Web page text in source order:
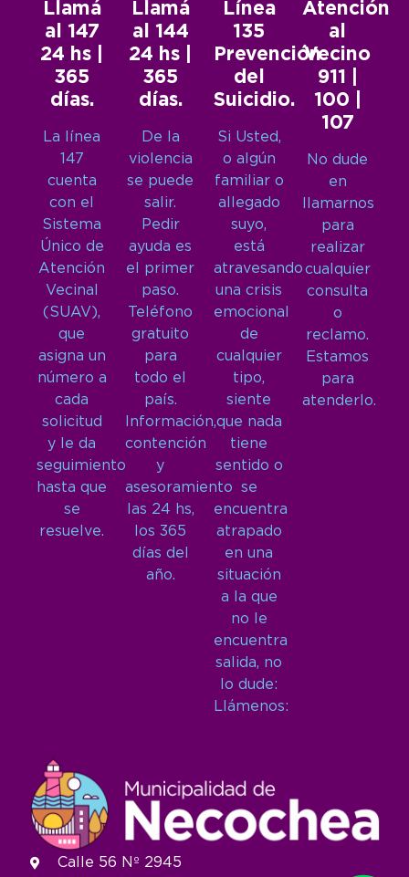
Llamá
al 147
24 hs |
365
días.
La línea
147
cuenta
con el
Sistema
Único de
Atención
Vecinal
(SUAV),
que
asigna un
número a
cada
solicitud
y le da
seguimiento
hasta que
se
resuelve.
Llamá
al 144
24 hs |
365
días.
De la
violencia
se puede
salir.
Pedir
ayuda es
el primer
paso.
Teléfono
gratuito
para
todo el
país.
Información,
contención
y
asesoramiento
las 24 hs,
los 365
días del
año.
Línea
135
Prevención
del
Suicidio.
Si Usted,
o algún
familiar o
allegado
suyo,
está
atravesando
una crisis
emocional
de
cualquier
tipo,
siente
que nada
tiene
sentido o
se
encuentra
atrapado
en una
situación
a la que
no le
encuentra
salida, no
lo dude:
Llámenos:
Atención
al
Vecino
911 |
100 |
107
No dude
en
llamarnos
para
realizar
cualquier
consulta
o
reclamo.
Estamos
para
atenderlo.
Calle 56 Nº 2945